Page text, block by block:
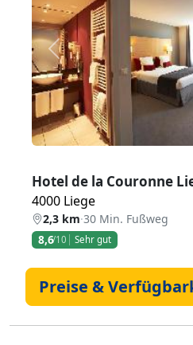
Zurück
Hotel de la Couronne
4000 Liege
2,3 km·30 Min. Fußweg
8,6/10 Sehr gut
Preise &